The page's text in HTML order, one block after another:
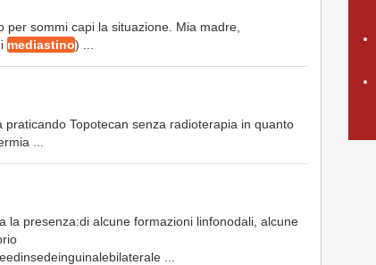
sommi capi la situazione. Mia madre,
mediastino) ...
praticando Topotecan senza radioterapia in quanto
...
la presenza:di alcune formazioni linfonodali, alcune
...